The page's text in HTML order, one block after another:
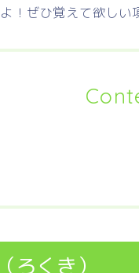
！ぜひ覚えて欲しい
ろくき）